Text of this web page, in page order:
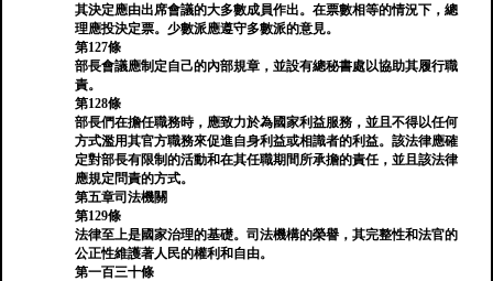
其決定應由出席會議的大多數成員作出。在票數相等的情況下，總
理應投決定票。少數派應遵守多數派的意見。
第127條
部長會議應制定自己的內部規章，並設有總秘書處以協助其履行職
責。
第128條
部長們在擔任職務時，應致力於為國家利益服務，並且不得以任何
方式濫用其官方職務來促進自身利益或相識者的利益。該法律應確
定對部長有限制的活動和在其任職期間所承擔的責任，並且該法律
應規定問責的方式。
第五章司法機關
第129條
法律至上是國家治理的基礎。司法機構的榮譽，其完整性和法官的
公正性維護著人民的權利和自由。
第一百三十條